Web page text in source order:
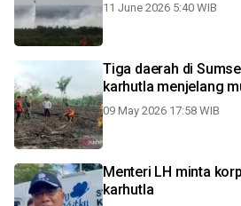
11 June 2026 5:40 WIB
Tiga daerah di
karhutla menjelang
09 May 2026 17:58 WIB
Menteri LH minta
karhutla